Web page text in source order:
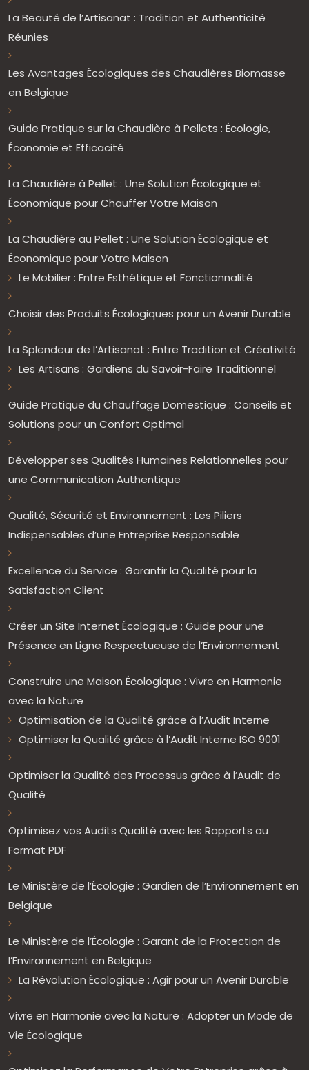
La Beauté de l’Artisanat : Tradition et Authenticité
Réunies
Les Avantages Écologiques des Chaudières Biomasse
en Belgique
Guide Pratique sur la Chaudière à Pellets : Écologie,
Économie et Efficacité
La Chaudière à Pellet : Une Solution Écologique et
Économique pour Chauffer Votre Maison
La Chaudière au Pellet : Une Solution Écologique et
Économique pour Votre Maison
Le Mobilier : Entre Esthétique et Fonctionnalité
Choisir des Produits Écologiques pour un Avenir Durable
La Splendeur de l’Artisanat : Entre Tradition et Créativité
Les Artisans : Gardiens du Savoir-Faire Traditionnel
Guide Pratique du Chauffage Domestique : Conseils et
Solutions pour un Confort Optimal
Développer ses Qualités Humaines Relationnelles pour
une Communication Authentique
Qualité, Sécurité et Environnement : Les Piliers
Indispensables d’une Entreprise Responsable
Excellence du Service : Garantir la Qualité pour la
Satisfaction Client
Créer un Site Internet Écologique : Guide pour une
Présence en Ligne Respectueuse de l’Environnement
Construire une Maison Écologique : Vivre en Harmonie
avec la Nature
Optimisation de la Qualité grâce à l’Audit Interne
Optimiser la Qualité grâce à l’Audit Interne ISO 9001
Optimiser la Qualité des Processus grâce à l’Audit de
Qualité
Optimisez vos Audits Qualité avec les Rapports au
Format PDF
Le Ministère de l’Écologie : Gardien de l’Environnement en
Belgique
Le Ministère de l’Écologie : Garant de la Protection de
l’Environnement en Belgique
La Révolution Écologique : Agir pour un Avenir Durable
Vivre en Harmonie avec la Nature : Adopter un Mode de
Vie Écologique